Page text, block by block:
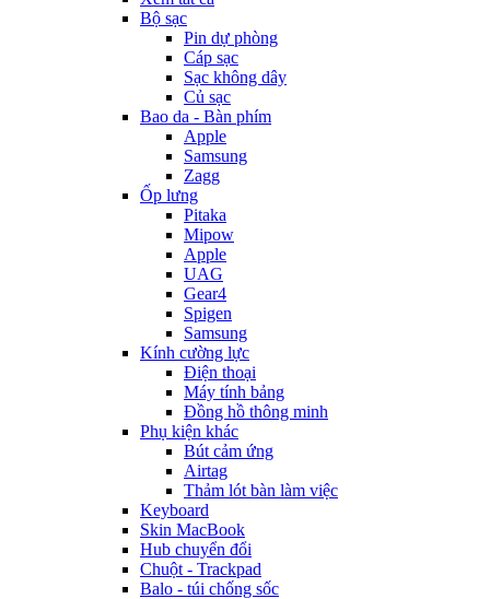
Bộ sạc
Pin dự phòng
Cáp sạc
Sạc không dây
Củ sạc
Bao da - Bàn phím
Apple
Samsung
Zagg
Ốp lưng
Pitaka
Mipow
Apple
UAG
Gear4
Spigen
Samsung
Kính cường lực
Điện thoại
Máy tính bảng
Đồng hồ thông minh
Phụ kiện khác
Bút cảm ứng
Airtag
Thảm lót bàn làm việc
Keyboard
Skin MacBook
Hub chuyển đổi
Chuột - Trackpad
Balo - túi chống sốc